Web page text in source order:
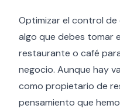
Optimizar el control
algo que debes tomar
restaurante o café
negocio. Aunque hay
como propietario de
pensamiento que